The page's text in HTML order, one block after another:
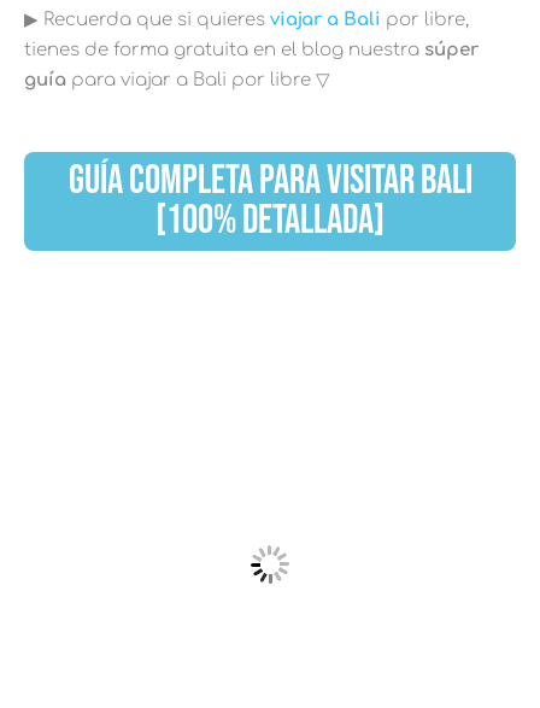
▶︎ Recuerda que si quieres viajar a Bali por libre,
tienes de forma gratuita en el blog nuestra súper
guía para viajar a Bali por libre ▽
GUÍA COMPLETA PARA VISITAR BALI
[100% DETALLADA]